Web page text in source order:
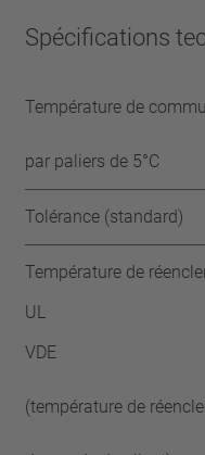
Spécifications
Température de
par paliers de 5°C
Tolérance (standard)
Température de
UL
VDE
(température de